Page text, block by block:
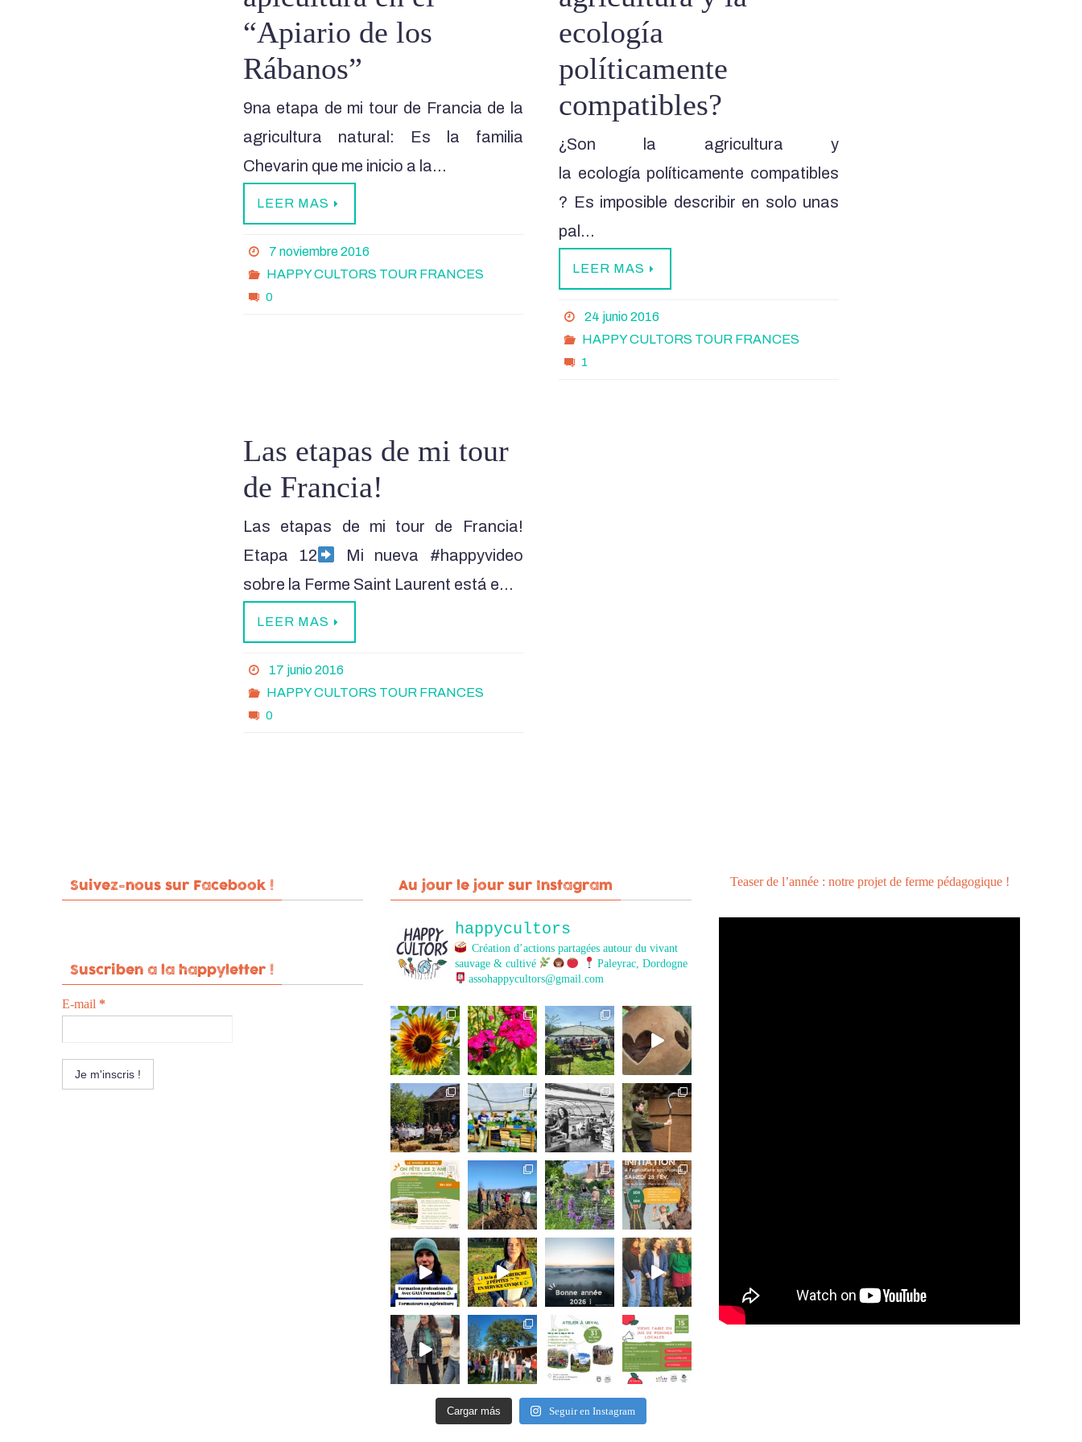
“Apiario de los
Rábanos”
9na etapa de mi tour de Francia de la
agricultura natural: Es la familia
Chevarin que me inicio a la…
LEER MAS
7 noviembre 2016
HAPPY CULTORS TOUR FRANCES
0
ecología
políticamente
compatibles?
¿Son la agricultura y
la ecología políticamente compatibles
? Es imposible describir en solo unas
pal…
LEER MAS
24 junio 2016
HAPPY CULTORS TOUR FRANCES
1
Las etapas de mi tour
de Francia!
Las etapas de mi tour de Francia!
Etapa 12
Mi nueva #happyvideo
sobre la Ferme Saint Laurent está e…
LEER MAS
17 junio 2016
HAPPY CULTORS TOUR FRANCES
0
Suivez-nous sur Facebook !
Suscriben a la happyletter !
E-mail *
Au jour le jour sur Instagram
happycultors
Création d’actions partagées autour du vivant
sauvage & cultivé
Paleyrac, Dordogne
assohappycultors@gmail.com
Cargar más Seguir en Instagram
Teaser de l’année : notre projet de ferme pédagogique !